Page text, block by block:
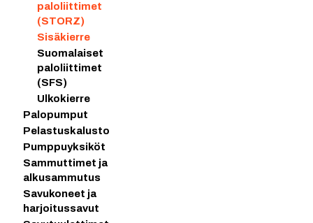
paloliittimet
(STORZ)
Sisäkierre
Suomalaiset
paloliittimet
(SFS)
Ulkokierre
Palopumput
Pelastuskalusto
Pumppuyksiköt
Sammuttimet ja
alkusammutus
Savukoneet ja
harjoitussavut